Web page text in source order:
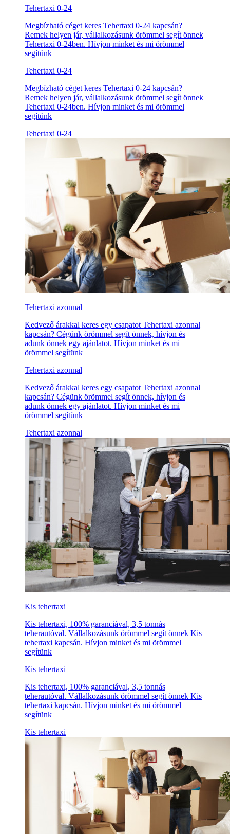
Tehertaxi 0-24
Megbízható céget keres Tehertaxi 0-24 kapcsán?
Remek helyen jár, vállalkozásunk örömmel segít önnek
Tehertaxi 0-24ben. Hívjon minket és mi örömmel
segítünk
Tehertaxi 0-24
Megbízható céget keres Tehertaxi 0-24 kapcsán?
Remek helyen jár, vállalkozásunk örömmel segít önnek
Tehertaxi 0-24ben. Hívjon minket és mi örömmel
segítünk
Tehertaxi 0-24
Tehertaxi azonnal
Kedvező árakkal keres egy csapatot Tehertaxi azonnal
kapcsán? Cégünk örömmel segít önnek, hívjon és
adunk önnek egy ajánlatot. Hívjon minket és mi
örömmel segítünk
Tehertaxi azonnal
Kedvező árakkal keres egy csapatot Tehertaxi azonnal
kapcsán? Cégünk örömmel segít önnek, hívjon és
adunk önnek egy ajánlatot. Hívjon minket és mi
örömmel segítünk
Tehertaxi azonnal
Kis tehertaxi
Kis tehertaxi, 100% garanciával, 3,5 tonnás
teherautóval. Vállalkozásunk örömmel segít önnek Kis
tehertaxi kapcsán. Hívjon minket és mi örömmel
segítünk
Kis tehertaxi
Kis tehertaxi, 100% garanciával, 3,5 tonnás
teherautóval. Vállalkozásunk örömmel segít önnek Kis
tehertaxi kapcsán. Hívjon minket és mi örömmel
segítünk
Kis tehertaxi